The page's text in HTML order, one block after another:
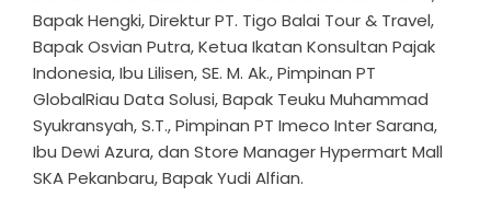
Bapak Hengki, Direktur PT. Tigo Balai Tour & Travel,
Bapak Osvian Putra, Ketua Ikatan Konsultan Pajak
Indonesia, Ibu Lilisen, SE. M. Ak., Pimpinan PT
GlobalRiau Data Solusi, Bapak Teuku Muhammad
Syukransyah, S.T., Pimpinan PT Imeco Inter Sarana,
Ibu Dewi Azura, dan Store Manager Hypermart Mall
SKA Pekanbaru, Bapak Yudi Alfian.